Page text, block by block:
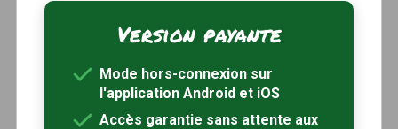
Version payante
Mode hors-connexion sur
l'application Android et iOS
Accès garantie sans attente aux